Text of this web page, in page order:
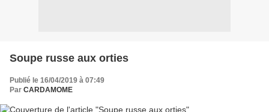
Soupe russe aux orties
Publié le 16/04/2019 à 07:49
Par CARDAMOME